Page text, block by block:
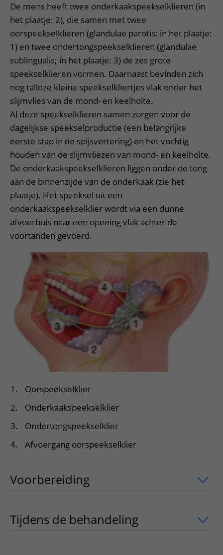
De mens heeft twee onderkaakspeekselklieren (in
het plaatje: 2), die samen met twee
oorspeekselklieren (glandulae parotis; in het plaatje:
1) en twee ondertongspeekselklieren (glandulae
sublingualis; in het plaatje: 3) de zes grote
speekselklieren vormen. Daarnaast bevinden zich
nog talloze kleine speekselkliertjes vlak onder het
slijmvlies van de mond- en keelholte.
Al deze speekselklieren samen zorgen voor de
dagelijkse speekselproductie (een belangrijke
eerste stap in de spijsvertering) en het vochtig
houden van de slijmvliezen van mond- en keelholte.
De onderkaakspeekselklieren liggen onder de tong
aan de binnenzijde van de onderkaak (zie het
plaatje). Het speeksel uit een
onderkaakspeekselklier wordt via een dunne
afvoerbuis naar een opening vlak achter de
voortanden gevoerd.
Oorspeekselklier
Onderkaakspeekselklier
Ondertongspeekselklier
Afvoergang oorspeekselklier
Voorbereiding uitklapper, klik om te
Tijdens de behandeling uitklapper,